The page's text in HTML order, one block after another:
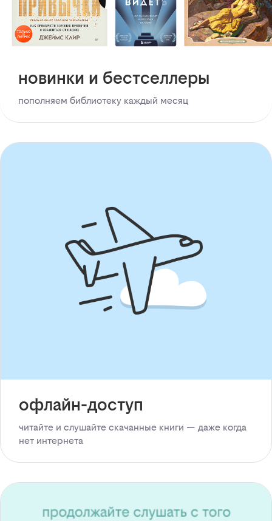
новинки и бестселлеры
пополняем библиотеку каждый месяц
офлайн-доступ
читайте и слушайте скачанные книги — даже когда
нет интернета